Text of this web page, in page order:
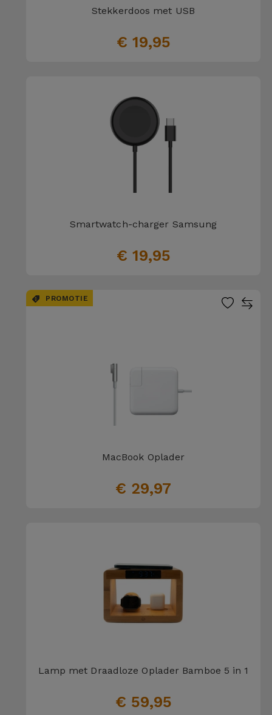
Stekkerdoos met USB
€ 19,95
Smartwatch-charger Samsung
€ 19,95
PROMOTIE
MacBook Oplader
€ 29,97
Lamp met Draadloze Oplader Bamboe 5 in 1
€ 59,95